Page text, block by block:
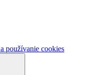
používanie cookies